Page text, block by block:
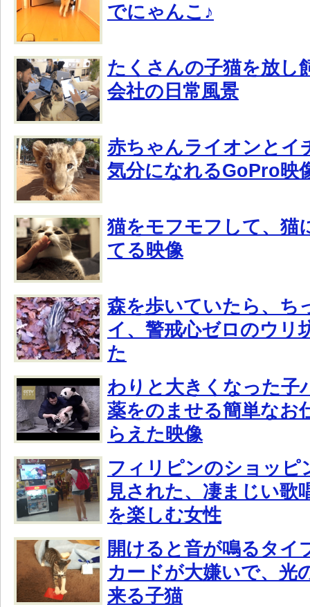
でにゃんこ♪
たくさんの子猫を放し
会社の日常風景
赤ちゃんライオンとイ
気分になれるGoPro映
猫をモフモフして、猫
てる映像
森を歩いていたら、ち
イ、警戒心ゼロのウリ
た
わりと大きくなった子
薬をのませる簡単なお
らえた映像
フィリピンのショッピ
見された、凄まじい歌
を楽しむ女性
開けると音が鳴るタイ
カードが大嫌いで、光
来る子猫